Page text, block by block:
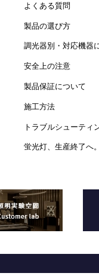
よくある質問
製品の選び方
調光器別・対応機器
安全上の注意
製品保証について
施工方法
トラブルシューティ
蛍光灯、生産終了へ